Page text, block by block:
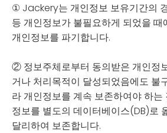
① Jackery는 개인정보 보유기간의
등 개인정보가 불필요하게 되었을
개인정보를 파기합니다.
② 정보주체로부터 동의받은 개인정
거나 처리목적이 달성되었음에도 불
라 개인정보를 계속 보존하여야 하는
정보를 별도의 데이터베이스(DB)로
달리하여 보존합니다.